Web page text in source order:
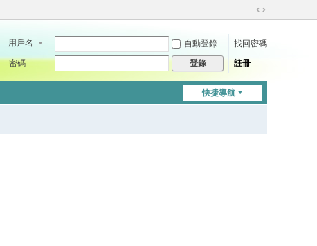
切
到
用戶名 自動登錄
找回密碼
密碼
登錄 註冊
快捷導航